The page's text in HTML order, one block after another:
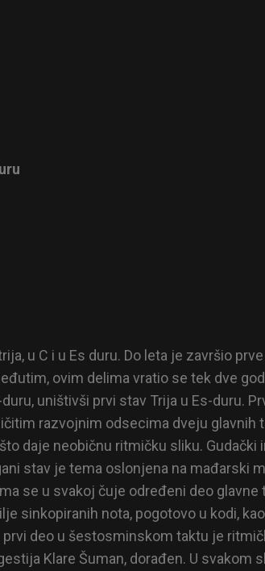
u C i u Es duru. Do leta je završio
ovim delima vratio se tek dve
duru, uništivši prvi stav Trija u Es-duru.
razvojnim odsecima dveju glavnih
daje neobičnu ritmičku sliku.
stav je tema oslonjena na mađarski
se u svakoj čuje određeni deo
sinkopiranih nota, pogotovo u kodi,
deo u šestosminskom taktu je
Klare Šuman, dorađen. U svakom